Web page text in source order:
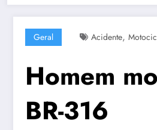
Geral Acidente,
Homem
BR-316